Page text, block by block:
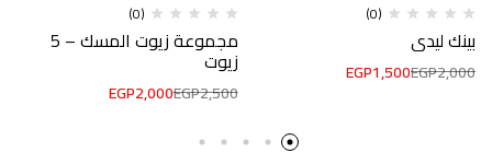
(0)
بينك ليدي
EGP2,000
EGP1,500
(0)
مجموعة زيوت المسك – 5
زيوت
EGP2,500
EGP2,000